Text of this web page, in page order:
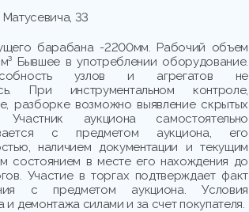
Матусевича, 33
барабана -2200мм. Рабочий объем
Бывшее в употреблении оборудование.
узлов и агрегатов не
При инструментальном контроле,
разборке возможно выявление скрытых
Участник аукциона самостоятельно
с предметом аукциона, его
наличием документации и текущим
состоянием в месте его нахождения до
Участие в торгах подтверждает факт
с предметом аукциона. Условия
и демонтажа силами и за счет покупателя.